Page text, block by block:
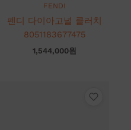
FENDI
펜디 다이아고널 클러치
8051183677475
1,544,000원